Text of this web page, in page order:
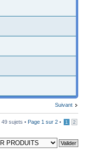
Suivant
49 sujets • Page 1 sur 2 • 1 2